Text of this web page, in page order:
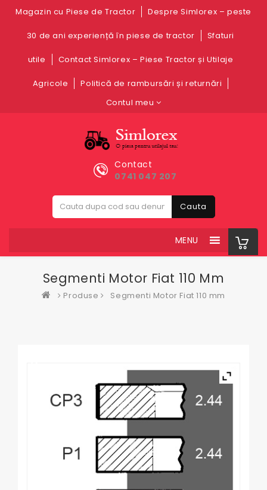
Magazin cu Piese de Tractor Despre Simlorex – peste
30 de ani experiență în piese de tractor Sfaturi
utile Contact Simlorex – Piese Tractor și Utilaje
Agricole
Politică de rambursări și returnări
Contul meu
Contact
0741 047 207
Cauta
MENU
Segmenti Motor Fiat 110 Mm
Produse Segmenti Motor Fiat 110 mm